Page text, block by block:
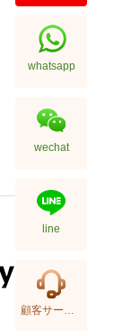
whatsapp
wechat
line
顧客サービス